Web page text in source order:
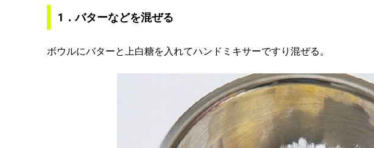
1．バターなどを混ぜる
ボウルにバターと上白糖を入れてハンドミキサーですり混ぜる。